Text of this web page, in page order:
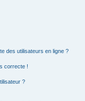
des utilisateurs en ligne ?
correcte !
?